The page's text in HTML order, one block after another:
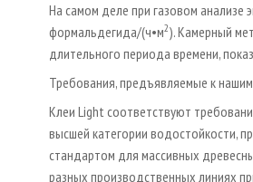
На самом деле при газовом анализе
формальдегида/(ч•м2). Камерный
длительного периода времени,
Требования, предъявляемые к
Клеи Light соответствуют
высшей категории водостойкости,
стандартом для массивных
разных производственных линиях